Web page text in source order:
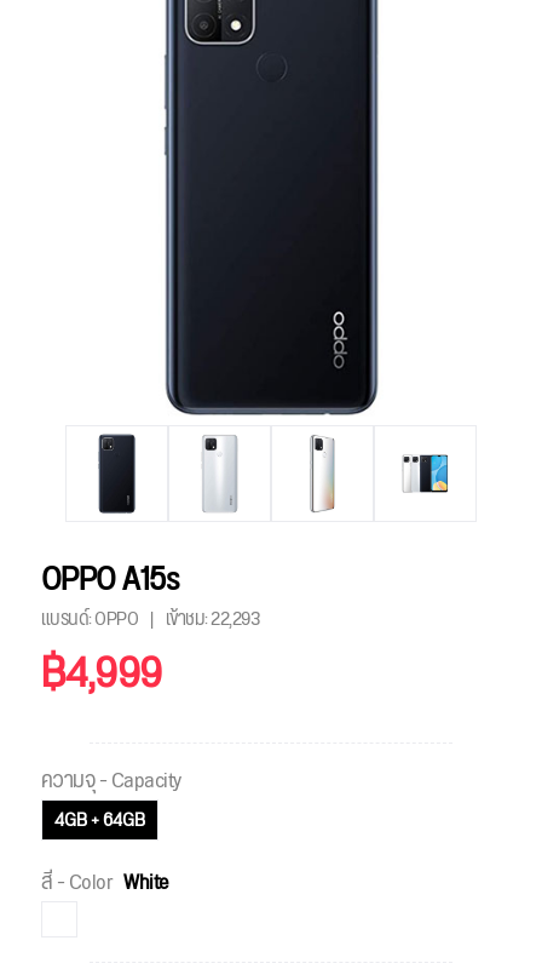
OPPO A15s
แบรนด์: OPPO เข้าชม:22,293
฿4,999
ความจุ - Capacity
4GB + 64GB
สี - Color White